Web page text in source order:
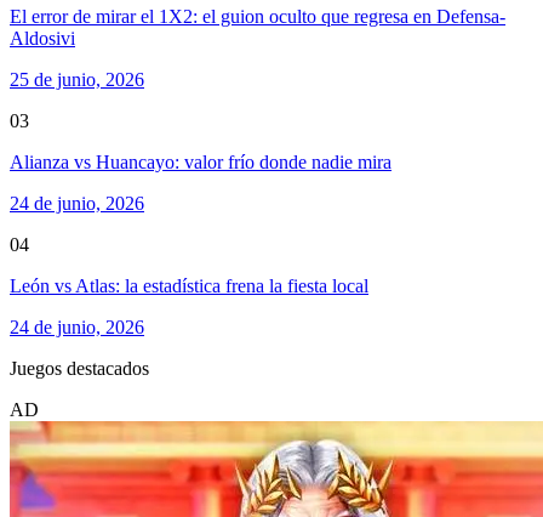
El error de mirar el 1X2: el guion oculto que regresa en Defensa-
Aldosivi
25 de junio, 2026
03
Alianza vs Huancayo: valor frío donde nadie mira
24 de junio, 2026
04
León vs Atlas: la estadística frena la fiesta local
24 de junio, 2026
Juegos destacados
AD